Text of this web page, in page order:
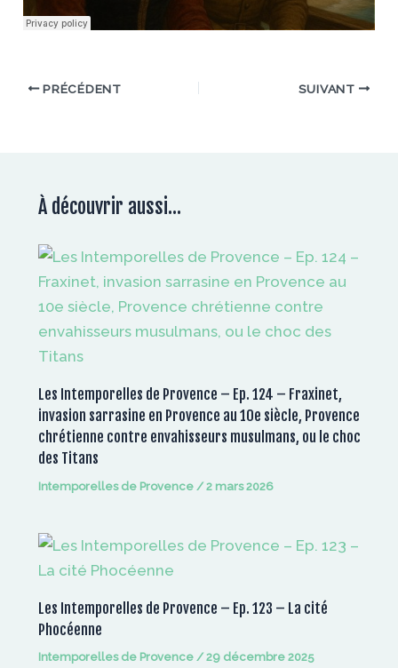
PRÉCÉDENT SUIVANT
À découvrir aussi...
Les Intemporelles de Provence – Ep. 124 – Fraxinet,
invasion sarrasine en Provence au 10e siècle, Provence
chrétienne contre envahisseurs musulmans, ou le choc
des Titans
Intemporelles de Provence/2 mars 2026
Les Intemporelles de Provence – Ep. 123 – La cité
Phocéenne
Intemporelles de Provence/29 décembre 2025